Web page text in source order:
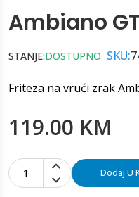
Ambiano
STANJE:DOSTUPNO SKU:
Friteza na vrući zrak
119.00 KM
1 Dodaj U